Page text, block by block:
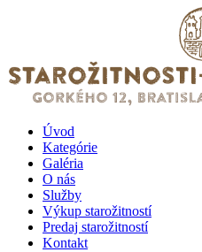
Úvod
Kategórie
Galéria
O nás
Služby
Výkup starožitností
Predaj starožitností
Kontakt